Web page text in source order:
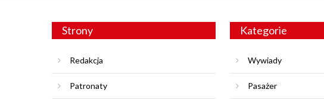
Strony
Redakcja
Patronaty
Kategorie
Wywiady
Pasażer